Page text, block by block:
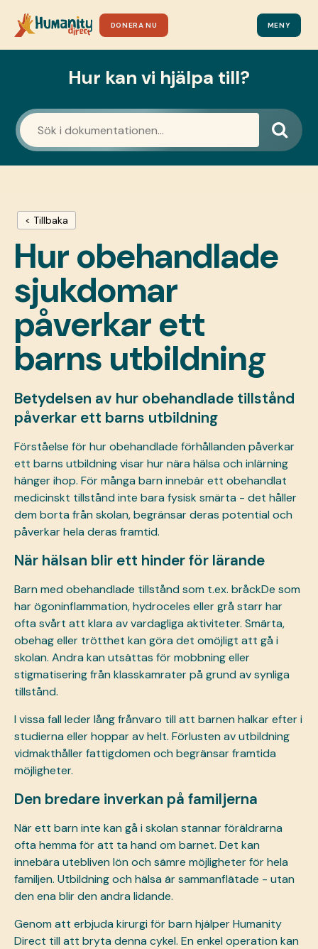
DONERA NU MENY
Hur kan vi hjälpa till?
< Tillbaka
Hur obehandlade
sjukdomar
påverkar ett
barns utbildning
Betydelsen av hur obehandlade tillstånd
påverkar ett barns utbildning
Förståelse för hurobehandlade förhållandenpåverkar
ett barns utbildning visar hur nära hälsa och inlärning
hänger ihop. För många barn innebär ett obehandlat
medicinskt tillstånd inte bara fysisk smärta - det håller
dem borta från skolan, begränsar deras potential och
påverkar hela deras framtid.
När hälsan blir ett hinder för lärande
Barn med obehandlade tillstånd som t.ex. bråckDe som
har ögoninflammation, hydroceles eller grå starr har
ofta svårt att klara av vardagliga aktiviteter. Smärta,
obehag eller trötthet kan göra det omöjligt att gå i
skolan. Andra kan utsättas för mobbning eller
stigmatisering från klasskamrater på grund av synliga
tillstånd.
I vissa fall leder lång frånvaro till att barnen halkar efter i
studierna eller hoppar av helt. Förlusten av utbildning
vidmakthåller fattigdomen och begränsar framtida
möjligheter.
Den bredare inverkan på familjerna
När ett barn inte kan gå i skolan stannar föräldrarna
ofta hemma för att ta hand om barnet. Det kan
innebära utebliven lön och sämre möjligheter för hela
familjen. Utbildning och hälsa är sammanflätade - utan
den ena blir den andra lidande.
Genom att erbjuda kirurgi för barn hjälper Humanity
Direct till att bryta denna cykel. En enkel operation kan